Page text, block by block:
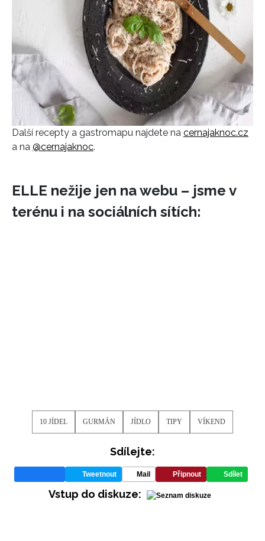
Další recepty a gastromapu najdete na cernajaknoc.cz
a na @cernajaknoc.
ELLE nežije jen na webu – jsme v
terénu i na sociálních sítích:
10 JÍDEL GURMÁN JÍDLO TIPY VÍKEND
Sdílejte:
Tweetnout Mail Připnout Sdílet
Vstup do diskuze: